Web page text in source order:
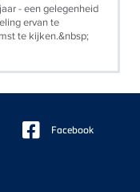
- een gelegenheid
ervan te
te kijken.&nbsp;
Facebook